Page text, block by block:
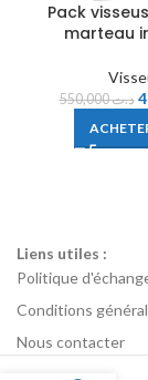
Pack
marteau
د.ت550,000
Liens utiles :
Politique
Conditions
Nous contacter